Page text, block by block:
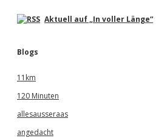
Aktuell auf „In voller Länge“
Blogs
11km
120 Minuten
allesausseraas
angedacht